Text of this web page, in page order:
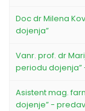
Doc dr Milena
dojenja”
Vanr. prof. dr
periodu
Asistent mag.
dojenje” -